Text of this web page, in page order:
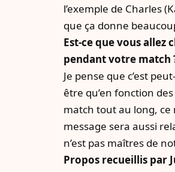
l’exemple de Charles
que ça donne
Est-ce que vous allez
pendant votre match
Je pense que c’est
être qu’en fonction
match tout au long, ce
message sera aussi
n’est pas maîtres de
Propos recueillis par